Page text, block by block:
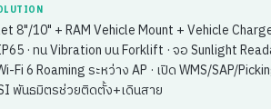
8"/10" + RAM Vehicle Mount + Vehicle
· ทน Vibration บน Forklift · จอ Sunlight
Fi 6 Roaming ระหว่าง AP · เปิด WMS/SAP/
พันธมิตรช่วยติดตั้ง+เดินสาย